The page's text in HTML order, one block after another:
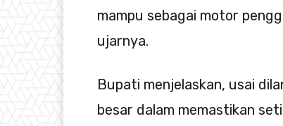
mampu sebagai motor
ujarnya.
Bupati menjelaskan, usai
besar dalam memastikan